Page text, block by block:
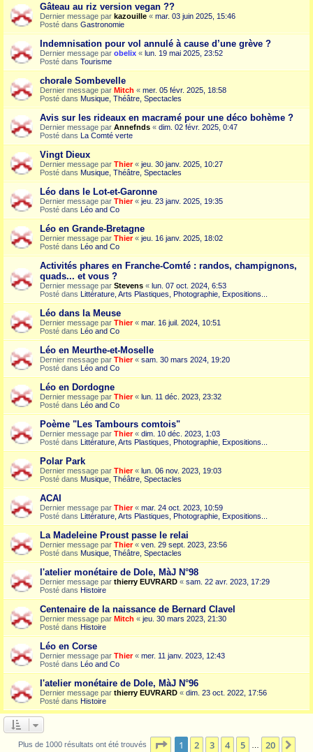
Gâteau au riz version vegan ??
Dernier message par kazouille « mar. 03 juin 2025, 15:46
Posté dans Gastronomie
Indemnisation pour vol annulé à cause d’une grève ?
Dernier message par obelix « lun. 19 mai 2025, 23:52
Posté dans Tourisme
chorale Sombevelle
Dernier message par Mitch « mer. 05 févr. 2025, 18:58
Posté dans Musique, Théâtre, Spectacles
Avis sur les rideaux en macramé pour une déco bohème ?
Dernier message par Annefnds « dim. 02 févr. 2025, 0:47
Posté dans La Comté verte
Vingt Dieux
Dernier message par Thier« jeu. 30 janv. 2025, 10:27
Posté dans Musique, Théâtre, Spectacles
Léo dans le Lot-et-Garonne
Dernier message par Thier« jeu. 23 janv. 2025, 19:35
Posté dans Léo and Co
Léo en Grande-Bretagne
Dernier message par Thier« jeu. 16 janv. 2025, 18:02
Posté dans Léo and Co
Activités phares en Franche-Comté : randos, champignons,
quads... et vous ?
Dernier message par Stevens « lun. 07 oct. 2024, 6:53
Posté dans Littérature, Arts Plastiques, Photographie, Expositions...
Léo dans la Meuse
Dernier message par Thier« mar. 16 juil. 2024, 10:51
Posté dans Léo and Co
Léo en Meurthe-et-Moselle
Dernier message par Thier« sam. 30 mars 2024, 19:20
Posté dans Léo and Co
Léo en Dordogne
Dernier message par Thier« lun. 11 déc. 2023, 23:32
Posté dans Léo and Co
Poème "Les Tambours comtois"
Dernier message par Thier« dim. 10 déc. 2023, 1:03
Posté dans Littérature, Arts Plastiques, Photographie, Expositions...
Polar Park
Dernier message par Thier« lun. 06 nov. 2023, 19:03
Posté dans Musique, Théâtre, Spectacles
ACAI
Dernier message par Thier« mar. 24 oct. 2023, 10:59
Posté dans Littérature, Arts Plastiques, Photographie, Expositions...
La Madeleine Proust passe le relai
Dernier message par Thier« ven. 29 sept. 2023, 23:56
Posté dans Musique, Théâtre, Spectacles
l'atelier monétaire de Dole, MàJ N°98
Dernier message par thierry EUVRARD « sam. 22 avr. 2023, 17:29
Posté dans Histoire
Centenaire de la naissance de Bernard Clavel
Dernier message par Mitch « jeu. 30 mars 2023, 21:30
Posté dans Histoire
Léo en Corse
Dernier message par Thier« mer. 11 janv. 2023, 12:43
Posté dans Léo and Co
l'atelier monétaire de Dole, MàJ N°96
Dernier message par thierry EUVRARD « dim. 23 oct. 2022, 17:56
Posté dans Histoire
Plus de 1000 résultats ont été trouvés Page 1sur20
1 2 3 4 5 20